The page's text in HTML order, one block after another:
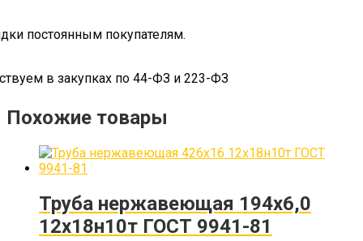
постоянным покупателям.
в закупках по 44-ФЗ и 223-ФЗ
Похожие товары
Труба нержавеющая 194х6,0
12х18н10т ГОСТ 9941-81